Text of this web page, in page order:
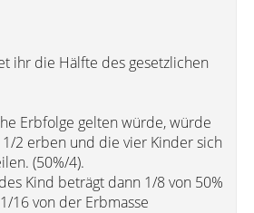
ihr die Hälfte des gesetzlichen
Erbfolge gelten würde, würde
2 erben und die vier Kinder sich
(50%/4).
Kind beträgt dann 1/8 von 50%
16 von der Erbmasse